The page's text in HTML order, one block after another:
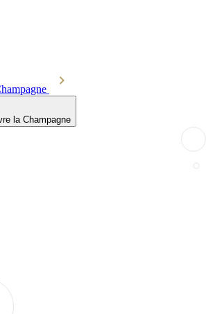
la Champagne